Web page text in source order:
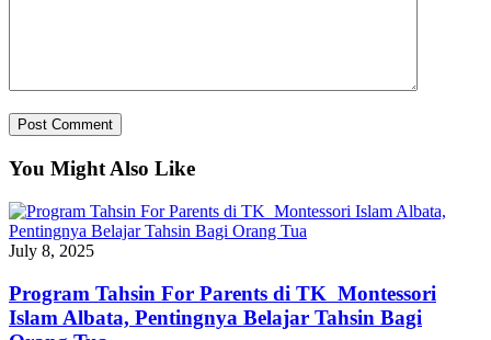
You Might Also Like
July 8, 2025
Program Tahsin For Parents di TK Montessori
Islam Albata, Pentingnya Belajar Tahsin Bagi